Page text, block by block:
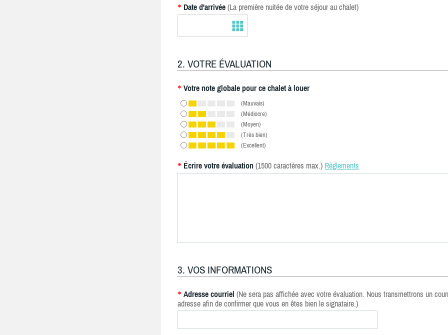
* Date d'arrivée (La première nuitée de votre séjour au chalet)
2. VOTRE ÉVALUATION
* Votre note globale pour ce chalet à louer
(Mauvais)
(Médiocre)
(Moyen)
(Très bien)
(Excellent)
* Écrire votre évaluation (1500 caractères max.) Règlements
3. VOS INFORMATIONS
* Adresse courriel (Ne sera pas affichée avec votre évaluation. Nous transmettrons un
adresse afin de confirmer que vous en êtes bien le signataire.)